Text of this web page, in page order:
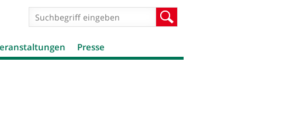
Suchformular
Presse